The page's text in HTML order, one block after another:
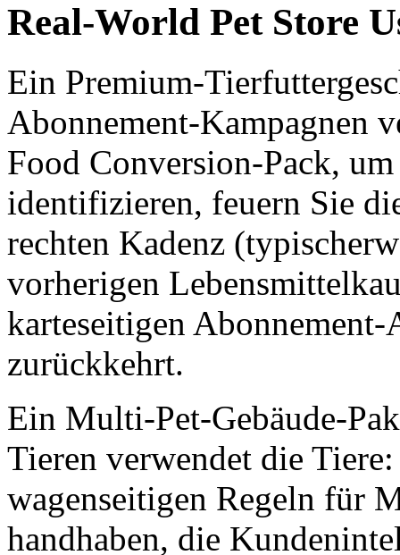
Real-World Pet Store
Ein Premium-
Abonnement-Kampagnen
Food Conversion-Pack,
identifizieren, feuern Sie
rechten Kadenz
vorherigen
karteseitigen
zurückkehrt.
Ein Multi-Pet-Gebäude-
Tieren verwendet die
wagenseitigen Regeln für
handhaben, die